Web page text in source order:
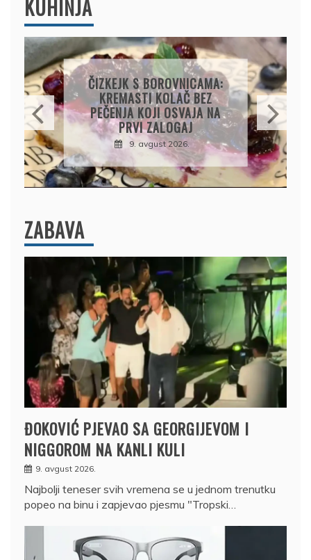
KUHINJA
KOLAČ S LIMUNOM I
SIROM: RECEPT ZA
KREMASTU POSLASTICU
KOJA SE TOPI U USTIMA
9. avgust 2026.
ZABAVA
ĐOKOVIĆ PJEVAO SA GEORGIJEVOM I
NIGGOROM NA KANLI KULI
9. avgust 2026.
Najbolji teneser svih vremena se u jednom trenutku
popeo na binu i zapjevao pjesmu "Tropski…